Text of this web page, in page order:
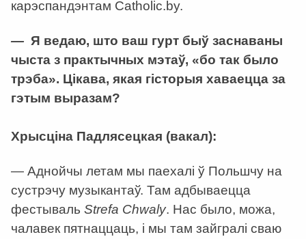
карэспандэнтам Catholic.by.
— Я ведаю, што ваш гурт быў заснаваны
чыста з практычных мэтаў, «бо так было
трэба». Цікава, якая гісторыя хаваецца за
гэтым выразам?
Хрысціна Падлясецкая (вакал):
— Аднойчы летам мы паехалі ў Польшчу на
сустрэчу музыкантаў. Там адбываецца
фестываль Strefa Chwaly. Нас было, можа,
чалавек пятнаццаць, і мы там зайгралі сваю